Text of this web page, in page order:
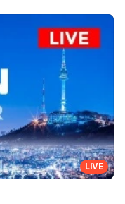
LIVE